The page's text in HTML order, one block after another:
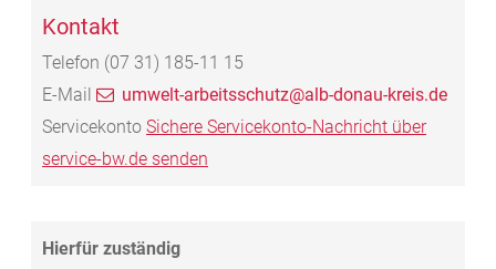
Kontakt
Telefon (07 31) 185-11 15
E-Mail
umwelt-arbeitsschutz@alb-donau-kreis.de
Servicekonto Sichere Servicekonto-Nachricht über
service-bw.de senden